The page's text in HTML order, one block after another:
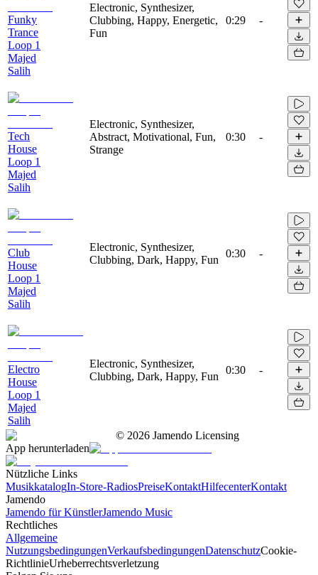
Funky
Trance
Loop 1
Majed
Salih
Electronic, Synthesizer,
Clubbing, Happy, Energetic,
Fun
0:29 -
Tech
House
Loop 1
Majed
Salih
Electronic, Synthesizer,
Abstract, Motivational, Fun,
Strange
0:30 -
Club
House
Loop 1
Majed
Salih
Electronic, Synthesizer,
Clubbing, Dark, Happy, Fun
0:30 -
Electro
House
Loop 1
Majed
Salih
Electronic, Synthesizer,
Clubbing, Dark, Happy, Fun
0:30 -
© 2026 Jamendo Licensing
App herunterladen
Nützliche Links
MusikkatalogIn-Store-RadiosPreiseKontaktHilfecenterKontakt
Jamendo
Jamendo für KünstlerJamendo Music
Rechtliches
Allgemeine
NutzungsbedingungenVerkaufsbedingungenDatenschutzCookie-
RichtlinieUrheberrechtsverletzung